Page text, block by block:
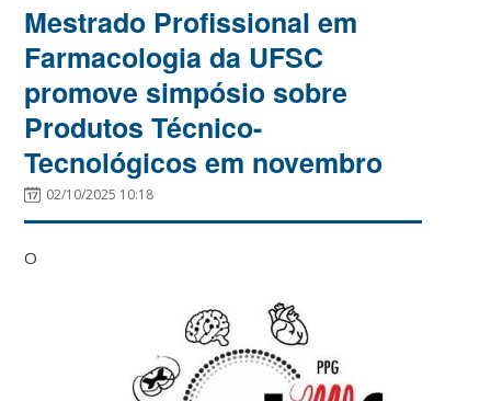
Mestrado Profissional em
Farmacologia da UFSC
promove simpósio sobre
Produtos Técnico-
Tecnológicos em novembro
02/10/2025 10:18
O